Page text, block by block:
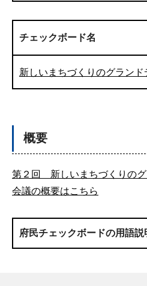
チェックボード名
新しいまちづくりのグランド
概要
第２回 新しいまちづくりの
会議の概要はこちら
府民チェックボードの用語説